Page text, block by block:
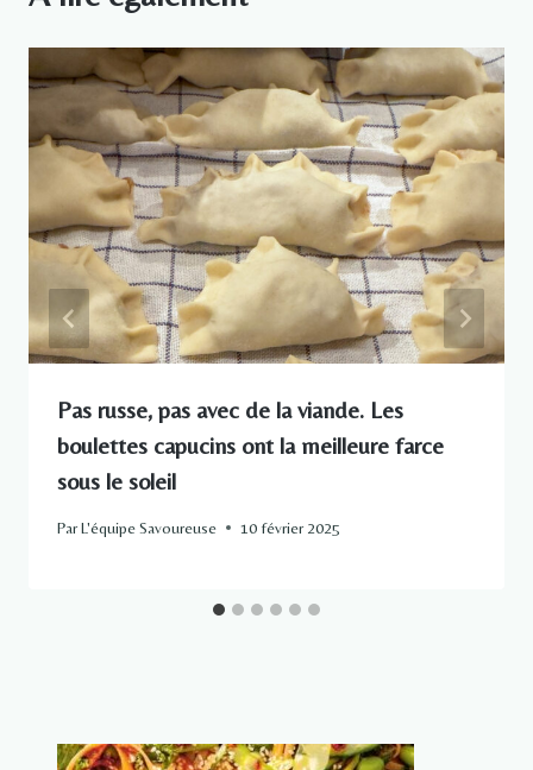
Pas russe, pas avec de la viande. Les
boulettes capucins ont la meilleure farce
sous le soleil
ParL'équipe Savoureuse 10 février 2025